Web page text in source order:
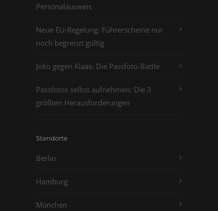
Personalausweis
Neue EU-Regelung: Führerscheine nur
noch begrenzt gültig
Joko gegen Klaas: Die Passfoto-Battle
Passfotos selbst aufnehmen: Die 3
größten Herausforderungen
Standorte
Berlin
Hamburg
München